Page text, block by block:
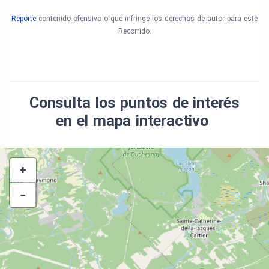
Agence Polygone
Coordination des entrevues
Vicky-Anne Lemoyne
Jean-Michel Bordron
Graphisme
Irène Lumineau
Recherche historique et texte narratif
Jean-Pierre Ducruc
Marie-France St-Laurent
Reporte contenido ofensivo o que infringe los derechos de autor para este
Recorrido.
Consulta los puntos de interés
en el mapa interactivo
+
−